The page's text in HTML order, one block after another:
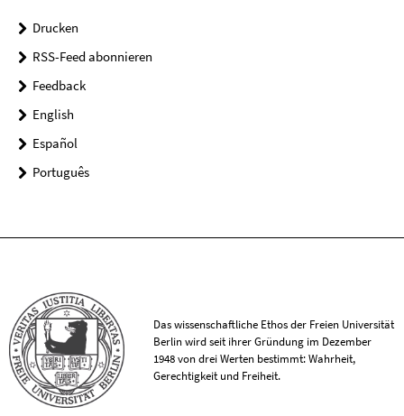
Drucken
RSS-Feed abonnieren
Feedback
English
Español
Português
Das wissenschaftliche Ethos der Freien Universität
Berlin wird seit ihrer Gründung im Dezember
1948 von drei Werten bestimmt: Wahrheit,
Gerechtigkeit und Freiheit.